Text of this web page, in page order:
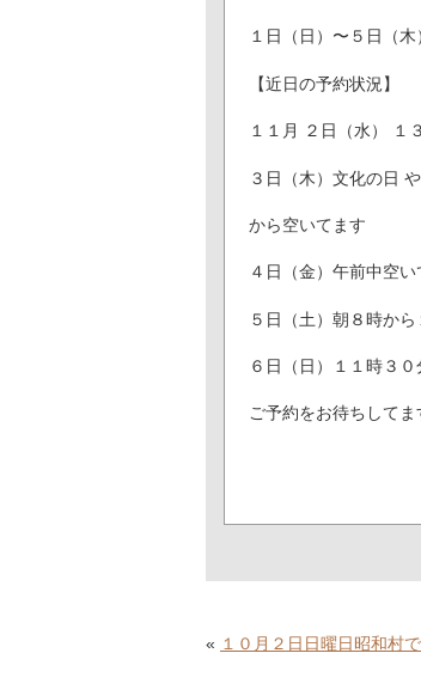
１日（日）〜５日（木
【近日の予約状況】
１１月 ２日（水） １
３日（木）文化の日
から空いてます
４日（金）午前中空い
５日（土）朝８時か
６日（日）１１時３
ご予約をお待ちしてま
« １０月２日日曜日昭和村